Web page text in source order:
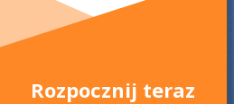
Rozpocznij teraz